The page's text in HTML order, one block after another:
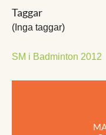
Taggar
(Inga taggar)
SM i Badminton 2012